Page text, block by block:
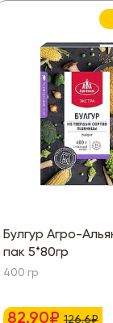
Булгур Агро-
пак 5*80гр
400 гр
82.90₽ 126.6₽